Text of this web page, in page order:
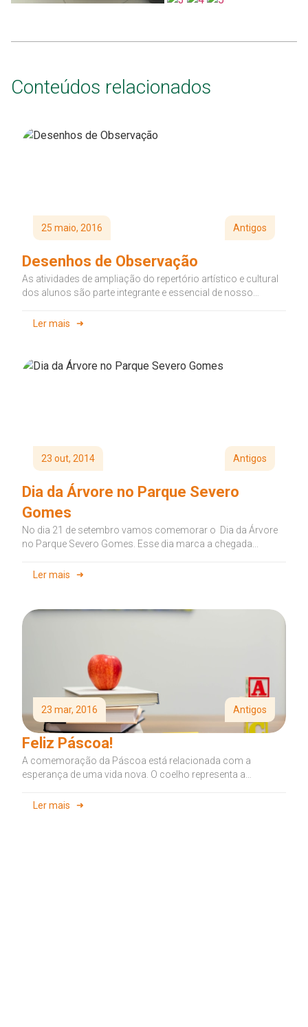
Conteúdos relacionados
25 maio, 2016 Antigos
Desenhos de Observação
As atividades de ampliação do repertório artístico e cultural
dos alunos são parte integrante e essencial de nosso
Ler mais
23 out, 2014 Antigos
Dia da Árvore no Parque Severo
Gomes
No dia 21 de setembro vamos comemorar o Dia da Árvore
no Parque Severo Gomes. Esse dia marca a chegada...
Ler mais
23 mar, 2016 Antigos
Feliz Páscoa!
A comemoração da Páscoa está relacionada com a
esperança de uma vida nova. O coelho representa a
Ler mais